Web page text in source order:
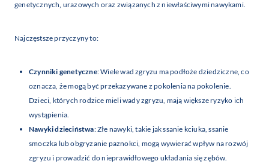
genetycznych, urazowych oraz związanych z niewłaściwymi nawykami.
Najczęstsze przyczyny to:
Czynniki genetyczne: Wiele wad zgryzu ma podłoże dziedziczne, co
oznacza, że mogą być przekazywane z pokolenia na pokolenie.
Dzieci, których rodzice mieli wady zgryzu, mają większe ryzyko ich
wystąpienia.
Nawyki dzieciństwa: Złe nawyki, takie jak ssanie kciuka, ssanie
smoczka lub obgryzanie paznokci, mogą wywierać wpływ na rozwój
zgryzu i prowadzić do nieprawidłowego układania się zębów.